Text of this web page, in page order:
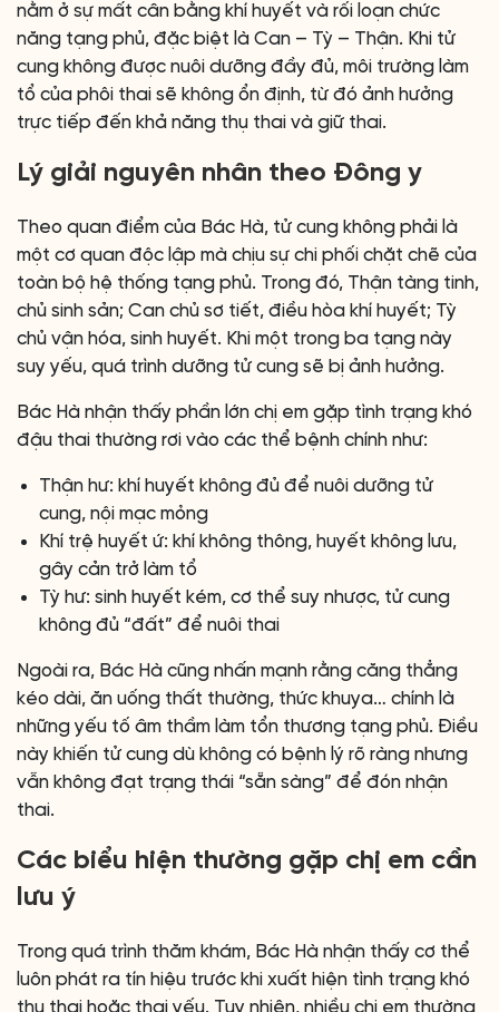
nằm ở sự mất cân bằng khí huyết và rối loạn chức
năng tạng phủ, đặc biệt là Can – Tỳ – Thận. Khi tử
cung không được nuôi dưỡng đầy đủ, môi trường làm
tổ của phôi thai sẽ không ổn định, từ đó ảnh hưởng
trực tiếp đến khả năng thụ thai và giữ thai.
Lý giải nguyên nhân theo Đông y
Theo quan điểm của Bác Hà, tử cung không phải là
một cơ quan độc lập mà chịu sự chi phối chặt chẽ của
toàn bộ hệ thống tạng phủ. Trong đó, Thận tàng tinh,
chủ sinh sản; Can chủ sơ tiết, điều hòa khí huyết; Tỳ
chủ vận hóa, sinh huyết. Khi một trong ba tạng này
suy yếu, quá trình dưỡng tử cung sẽ bị ảnh hưởng.
Bác Hà nhận thấy phần lớn chị em gặp tình trạng khó
đậu thai thường rơi vào các thể bệnh chính như:
Thận hư: khí huyết không đủ để nuôi dưỡng tử
cung, nội mạc mỏng
Khí trệ huyết ứ: khí không thông, huyết không lưu,
gây cản trở làm tổ
Tỳ hư: sinh huyết kém, cơ thể suy nhược, tử cung
không đủ “đất” để nuôi thai
Ngoài ra, Bác Hà cũng nhấn mạnh rằng căng thẳng
kéo dài, ăn uống thất thường, thức khuya… chính là
những yếu tố âm thầm làm tổn thương tạng phủ. Điều
này khiến tử cung dù không có bệnh lý rõ ràng nhưng
vẫn không đạt trạng thái “sẵn sàng” để đón nhận
thai.
Các biểu hiện thường gặp chị em cần
lưu ý
Trong quá trình thăm khám, Bác Hà nhận thấy cơ thể
luôn phát ra tín hiệu trước khi xuất hiện tình trạng khó
thụ thai hoặc thai yếu. Tuy nhiên, nhiều chị em thường